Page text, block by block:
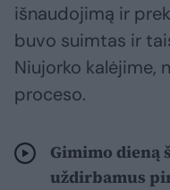
išnaudojimą ir
buvo suimtas ir
Niujorko kalėjime,
proceso.
Gimimo dieną
uždirbamus